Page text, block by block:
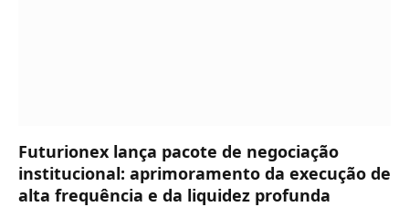
Futurionex lança pacote de negociação
institucional: aprimoramento da execução de
alta frequência e da liquidez profunda